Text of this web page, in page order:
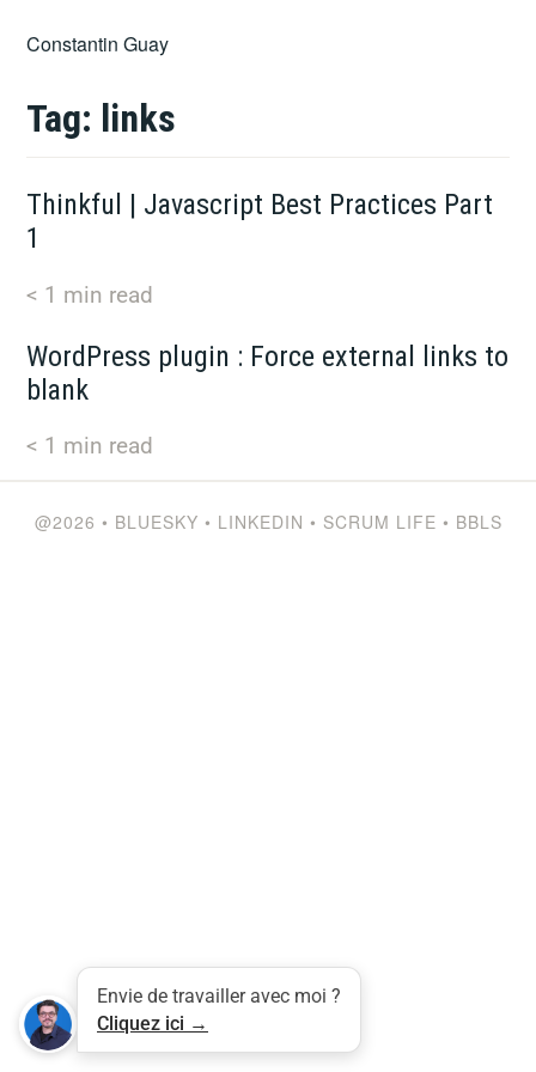
Constantin Guay
Tag: links
Thinkful | Javascript Best Practices Part
1
< 1 min read
WordPress plugin : Force external links to
blank
< 1 min read
@2026 • BLUESKY • LINKEDIN • SCRUM LIFE • BBLS
Envie de travailler avec moi ?
Cliquez ici →